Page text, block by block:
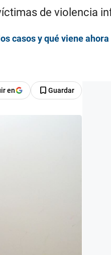
de violencia
casos y qué viene ahora
en Guardar